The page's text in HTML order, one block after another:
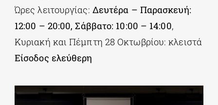
Ώρες λειτουργίας: Δευτέρα – Παρασκευή:
12:00 – 20:00, Σάββατο: 10:00 – 14:00,
Κυριακή και Πέμπτη 28 Οκτωβρίου: κλειστά
Είσοδος ελεύθερη